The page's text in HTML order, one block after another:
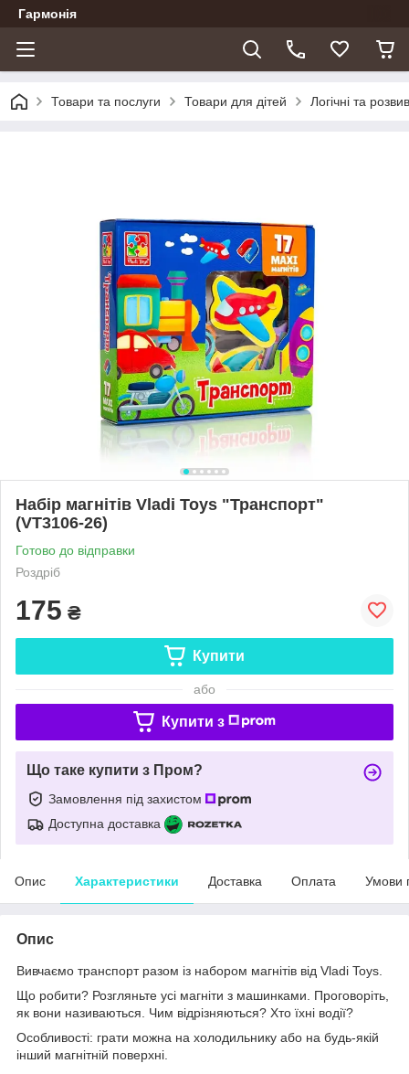
Гармонія
Товари та послуги Товари для дітей Логічні та
Набір магнітів Vladi Toys "Транспорт"
(VT3106-26)
Готово до відправки
Роздріб
175 ₴
Купити
або
Купити з
Що таке купити з Пром?
Замовлення під захистом
Доступна доставка
Опис Характеристики Доставка Оплата Умови
Опис
Вивчаємо транспорт разом із набором магнітів від Vladi Toys.
Що робити? Розгляньте усі магніти з машинками. Проговоріть,
як вони називаються. Чим відрізняються? Хто їхні водії?
Особливості: грати можна на холодильнику або на будь-якій
інший магнітній поверхні.